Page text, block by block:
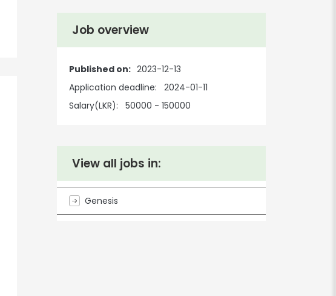
Job overview
Published on: 2023-12-13
Application deadline:
2024-01-11
Salary(LKR):
50000 - 150000
View all jobs in:
Genesis